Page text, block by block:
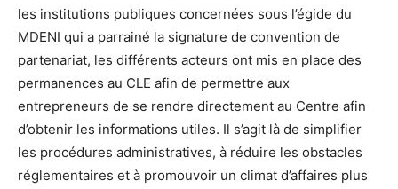
les institutions publiques concernées sous l’égide du
MDENI qui a parrainé la signature de convention de
partenariat, les différents acteurs ont mis en place des
permanences au CLE afin de permettre aux
entrepreneurs de se rendre directement au Centre afin
d’obtenir les informations utiles. Il s’agit là de simplifier
les procédures administratives, à réduire les obstacles
réglementaires et à promouvoir un climat d’affaires plus